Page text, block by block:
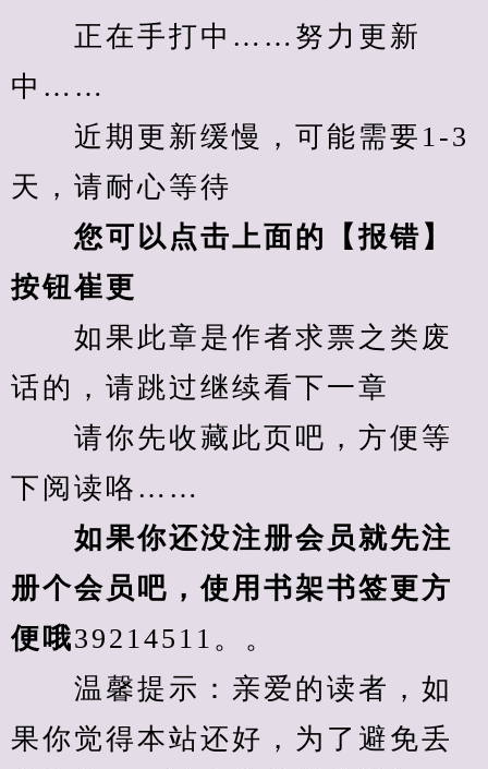
正在手打中……努力更新
中……
近期更新缓慢，可能需要1-3
天，请耐心等待
您可以点击上面的【报错】
按钮崔更
如果此章是作者求票之类废
话的，请跳过继续看下一章
请你先收藏此页吧，方便等
下阅读咯……
如果你还没注册会员就先注
册个会员吧，使用书架书签更方
便哦39214511。。
温馨提示：亲爱的读者，如
果你觉得本站还好，为了避免丢